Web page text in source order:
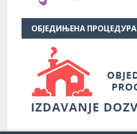
ОБЈЕДИЊЕНА ПРОЦЕДУРА